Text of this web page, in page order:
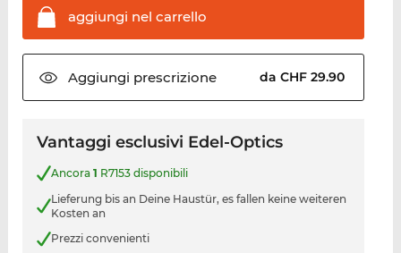
aggiungi nel carrello
Aggiungi prescrizione da CHF 29.90
Vantaggi esclusivi Edel-Optics
Ancora 1 R7153 disponibili
Lieferung bis an Deine Haustür, es fallen keine weiteren
Kosten an
Prezzi convenienti